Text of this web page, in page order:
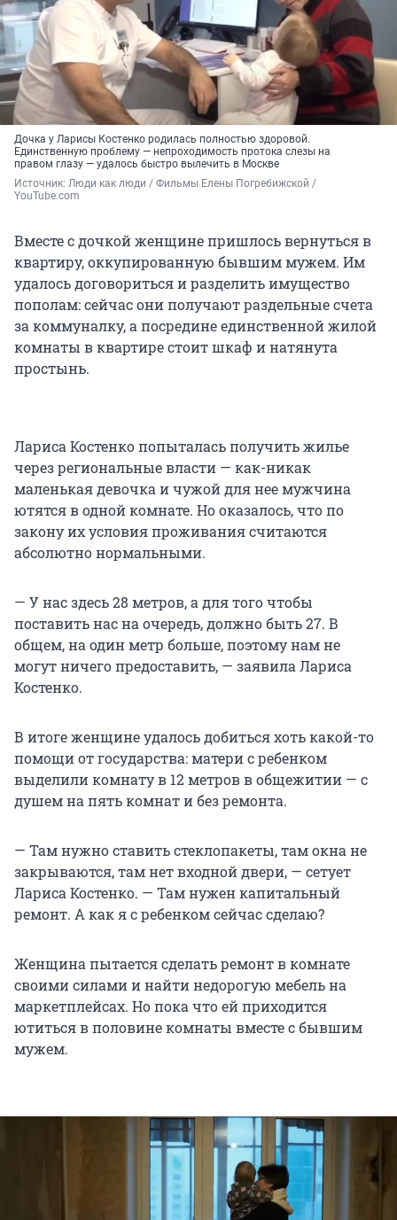
Дочка у Ларисы Костенко родилась полностью здоровой.
Единственную проблему — непроходимость протока слезы на
правом глазу — удалось быстро вылечить в Москве
Источник: Люди как люди / Фильмы Елены Погребижской /
YouTube.com
Вместе с дочкой женщине пришлось вернуться в
квартиру, оккупированную бывшим мужем. Им
удалось договориться и разделить имущество
пополам: сейчас они получают раздельные счета
за коммуналку, а посредине единственной жилой
комнаты в квартире стоит шкаф и натянута
простынь.
Лариса Костенко попыталась получить жилье
через региональные власти — как-никак
маленькая девочка и чужой для нее мужчина
ютятся в одной комнате. Но оказалось, что по
закону их условия проживания считаются
абсолютно нормальными.
— У нас здесь 28 метров, а для того чтобы
поставить нас на очередь, должно быть 27. В
общем, на один метр больше, поэтому нам не
могут ничего предоставить, — заявила Лариса
Костенко.
В итоге женщине удалось добиться хоть какой-то
помощи от государства: матери с ребенком
выделили комнату в 12 метров в общежитии — с
душем на пять комнат и без ремонта.
— Там нужно ставить стеклопакеты, там окна не
закрываются, там нет входной двери, — сетует
Лариса Костенко. — Там нужен капитальный
ремонт. А как я с ребенком сейчас сделаю?
Женщина пытается сделать ремонт в комнате
своими силами и найти недорогую мебель на
маркетплейсах. Но пока что ей приходится
ютиться в половине комнаты вместе с бывшим
мужем.